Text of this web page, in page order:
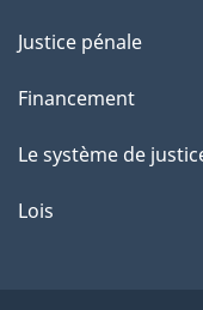
Justice pénale
Financement
Le système de
Lois